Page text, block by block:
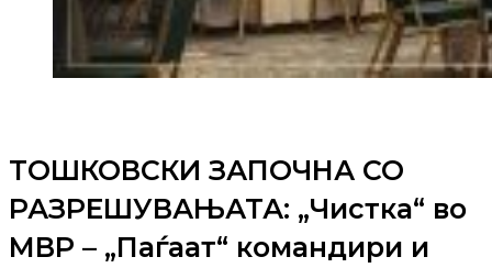
ТОШКОВСКИ ЗАПОЧНА СО
РАЗРЕШУВАЊАТА: „Чистка“ во
МВР – „Паѓаат“ командири и